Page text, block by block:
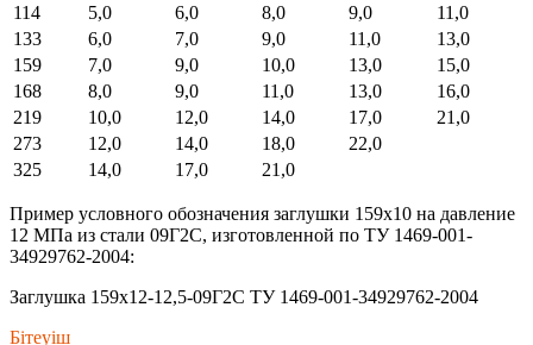
114
5,0 6,0 8,0 9,0
11,0
133
6,0 7,0 9,0 11,0
13,0
159
7,0 9,0 10,0 13,0
15,0
168
8,0 9,0 11,0 13,0
16,0
219
10,0 12,0 14,0 17,0
21,0
273
12,0 14,0 18,0
22,0
325
14,0 17,0 21,0
Пример условного обозначения заглушки 159х10 на давление
12 МПа из стали 09Г2С, изготовленной по ТУ 1469-001-
34929762-2004:
Заглушка 159х12-12,5-09Г2С ТУ 1469-001-34929762-2004
Бітеуіш